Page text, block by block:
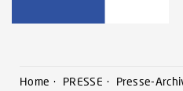
Home PRESSE Presse-